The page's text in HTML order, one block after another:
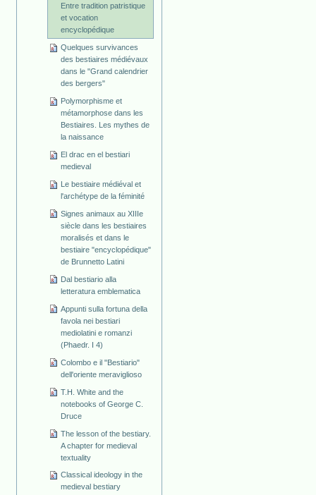
Entre tradition patristique
et vocation
encyclopédique
Quelques survivances
des bestiaires médiévaux
dans le "Grand calendrier
des bergers"
Polymorphisme et
métamorphose dans les
Bestiaires. Les mythes de
la naissance
El drac en el bestiari
medieval
Le bestiaire médiéval et
l'archétype de la féminité
Signes animaux au XIIIe
siècle dans les bestiaires
moralisés et dans le
bestiaire "encyclopédique"
de Brunnetto Latini
Dal bestiario alla
letteratura emblematica
Appunti sulla fortuna della
favola nei bestiari
mediolatini e romanzi
(Phaedr. I 4)
Colombo e il "Bestiario"
dell'oriente meraviglioso
T.H. White and the
notebooks of George C.
Druce
The lesson of the bestiary.
A chapter for medieval
textuality
Classical ideology in the
medieval bestiary